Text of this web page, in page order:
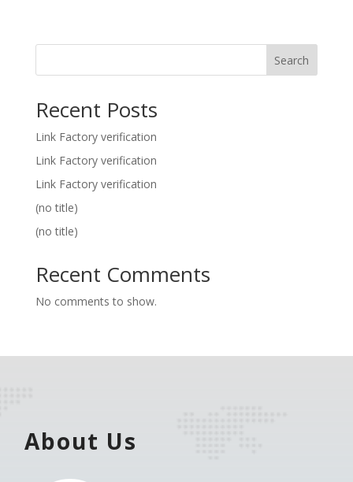
Search
Recent Posts
Link Factory verification
Link Factory verification
Link Factory verification
(no title)
(no title)
Recent Comments
No comments to show.
About Us